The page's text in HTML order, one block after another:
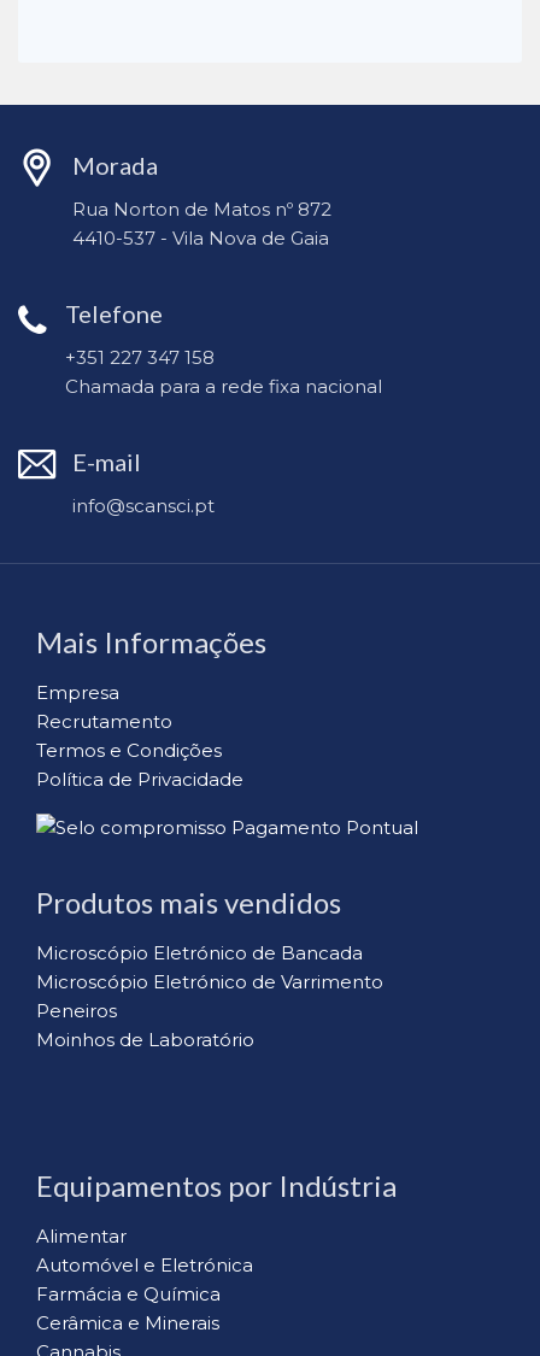
Morada
Rua Norton de Matos nº 872
4410-537 - Vila Nova de Gaia
Telefone
+351 227 347 158
Chamada para a rede fixa nacional
E-mail
info@scansci.pt
Mais Informações
Empresa
Recrutamento
Termos e Condições
Política de Privacidade
Produtos mais vendidos
Microscópio Eletrónico de Bancada
Microscópio Eletrónico de Varrimento
Peneiros
Moinhos de Laboratório
Equipamentos por Indústria
Alimentar
Automóvel e Eletrónica
Farmácia e Química
Cerâmica e Minerais
Cannabis